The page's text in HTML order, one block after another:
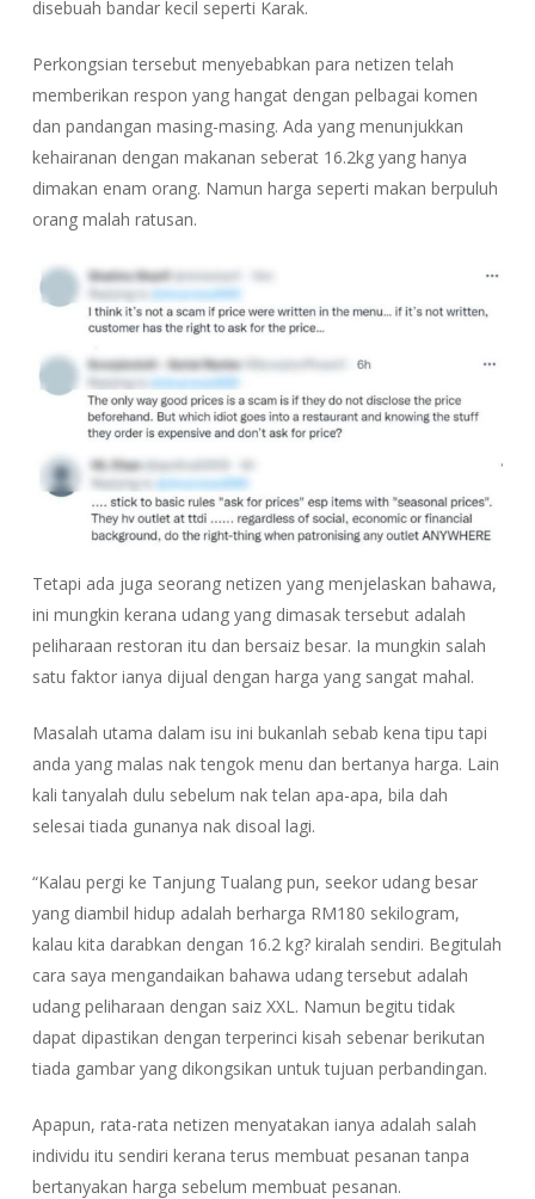
disebuah bandar kecil seperti Karak.
Perkongsian tersebut menyebabkan para netizen telah
memberikan respon yang hangat dengan pelbagai komen
dan pandangan masing-masing. Ada yang menunjukkan
kehairanan dengan makanan seberat 16.2kg yang hanya
dimakan enam orang. Namun harga seperti makan berpuluh
orang malah ratusan.
Tetapi ada juga seorang netizen yang menjelaskan bahawa,
ini mungkin kerana udang yang dimasak tersebut adalah
peliharaan restoran itu dan bersaiz besar. Ia mungkin salah
satu faktor ianya dijual dengan harga yang sangat mahal.
Masalah utama dalam isu ini bukanlah sebab kena tipu tapi
anda yang malas nak tengok menu dan bertanya harga. Lain
kali tanyalah dulu sebelum nak telan apa-apa, bila dah
selesai tiada gunanya nak disoal lagi.
“Kalau pergi ke Tanjung Tualang pun, seekor udang besar
yang diambil hidup adalah berharga RM180 sekilogram,
kalau kita darabkan dengan 16.2 kg? kiralah sendiri. Begitulah
cara saya mengandaikan bahawa udang tersebut adalah
udang peliharaan dengan saiz XXL. Namun begitu tidak
dapat dipastikan dengan terperinci kisah sebenar berikutan
tiada gambar yang dikongsikan untuk tujuan perbandingan.
Apapun, rata-rata netizen menyatakan ianya adalah salah
individu itu sendiri kerana terus membuat pesanan tanpa
bertanyakan harga sebelum membuat pesanan.